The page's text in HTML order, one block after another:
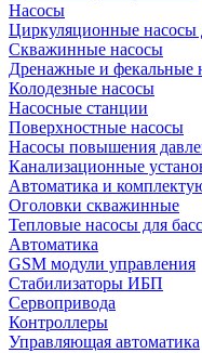
Насосы
Циркуляционные насосы
Скважинные насосы
Дренажные и фекальные
Колодезные насосы
Насосные станции
Поверхностные насосы
Насосы повышения
Канализационные
Автоматика и
Оголовки скважинные
Тепловые насосы для
Автоматика
GSM модули управления
Стабилизаторы ИБП
Сервопривода
Контроллеры
Управляющая автоматика